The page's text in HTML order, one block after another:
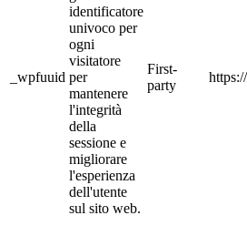
_wpfuuid
identificatore
univoco per
ogni
visitatore
per
mantenere
l'integrità
della
sessione e
migliorare
l'esperienza
dell'utente
sul sito web.
First-
party